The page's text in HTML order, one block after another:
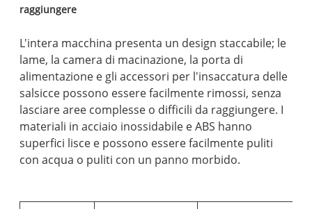
raggiungere
L'intera macchina presenta un design staccabile; le
lame, la camera di macinazione, la porta di
alimentazione e gli accessori per l'insaccatura delle
salsicce possono essere facilmente rimossi, senza
lasciare aree complesse o difficili da raggiungere. I
materiali in acciaio inossidabile e ABS hanno
superfici lisce e possono essere facilmente puliti
con acqua o puliti con un panno morbido.